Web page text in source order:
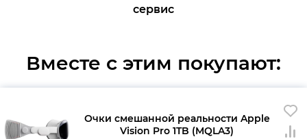
сервис
Вместе с этим покупают:
Очки смешанной реальности Apple
Vision Pro 1TB (MQLA3)